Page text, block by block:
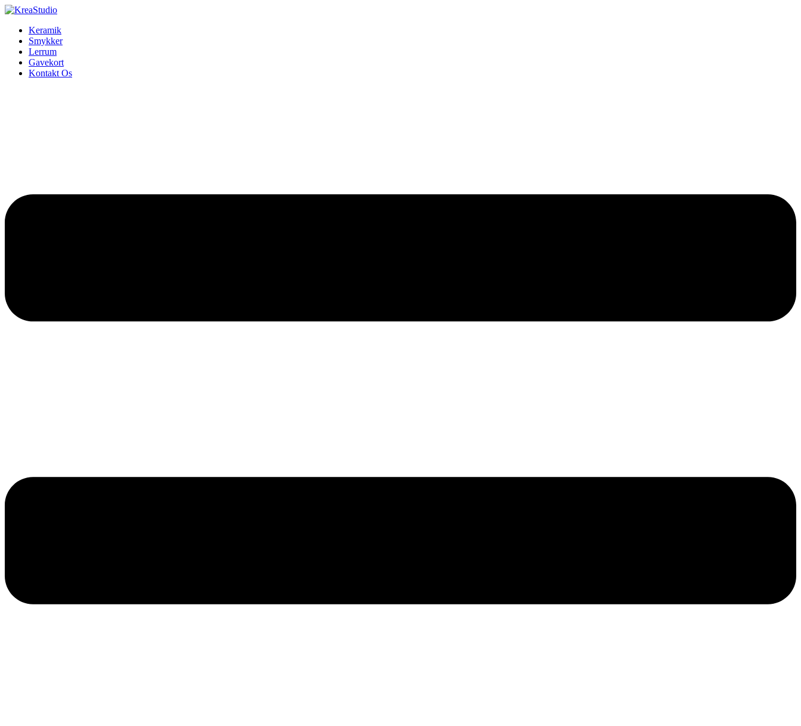
Keramik
Smykker
Lerrum
Gavekort
Kontakt Os